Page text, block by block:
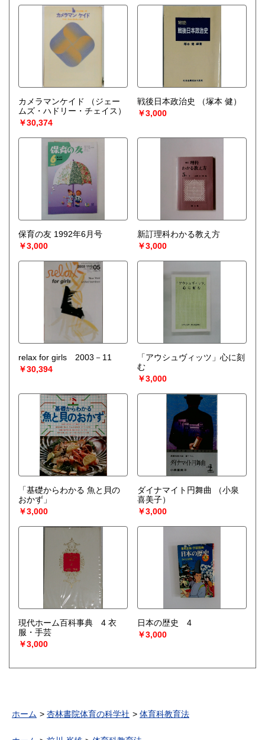
カメラマンケイド
（ジェー
ムズ・ハドリー・チェイス）
￥30,374
戦後日本政治史
（塚本 健）
￥3,000
保育の友 1992年6月号
￥3,000
新訂理科わかる教え方
￥3,000
relax for girls 2003－11
￥30,394
「アウシュヴィッツ」心に刻
む
￥3,000
「基礎からわかる 魚と貝の
おかず」
￥3,000
ダイナマイト円舞曲
（小泉
喜美子）
￥3,000
現代ホーム百科事典 4 衣
服・手芸
￥3,000
日本の歴史 4
￥3,000
ホーム 杏林書院体育の科学社 体育科教育法